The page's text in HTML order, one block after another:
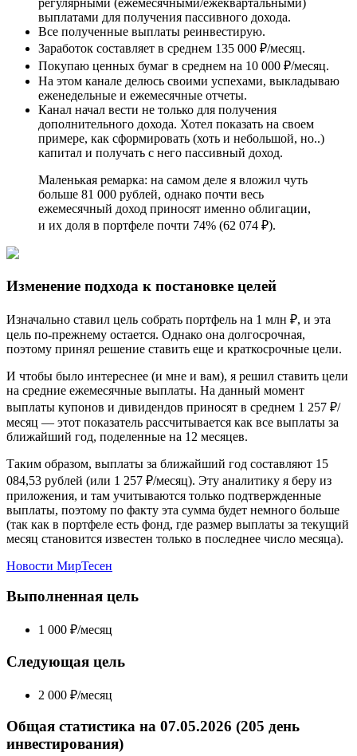
регулярными (ежемесячными/ежеквартальными)
выплатами для получения пассивного дохода.
Все полученные выплаты реинвестирую.
Заработок составляет в среднем 135 000 ₽/месяц.
Покупаю ценных бумаг в среднем на 10 000 ₽/месяц.
На этом канале делюсь своими успехами, выкладываю
еженедельные и ежемесячные отчеты.
Канал начал вести не только для получения
дополнительного дохода. Хотел показать на своем
примере, как сформировать (хоть и небольшой, но..)
капитал и получать с него пассивный доход.
Маленькая ремарка: на самом деле я вложил чуть
больше 81 000 рублей, однако почти весь
ежемесячный доход приносят именно облигации,
и их доля в портфеле почти 74% (62 074 ₽).
Изменение подхода к постановке целей
Изначально ставил цель собрать портфель на 1 млн ₽, и эта
цель по-прежнему остается. Однако она долгосрочная,
поэтому принял решение ставить еще и краткосрочные цели.
И чтобы было интереснее (и мне и вам), я решил ставить цели
на средние ежемесячные выплаты. На данный момент
выплаты купонов и дивидендов приносят в среднем 1 257 ₽/
месяц — этот показатель рассчитывается как все выплаты за
ближайший год, поделенные на 12 месяцев.
Таким образом, выплаты за ближайший год составляют 15
084,53 рублей (или 1 257 ₽/месяц). Эту аналитику я беру из
приложения, и там учитываются только подтвержденные
выплаты, поэтому по факту эта сумма будет немного больше
(так как в портфеле есть фонд, где размер выплаты за текущий
месяц становится известен только в последнее число месяца).
Новости МирТесен
Выполненная цель
1 000 ₽/месяц
Следующая цель
2 000 ₽/месяц
Общая статистика на 07.05.2026 (205 день
инвестирования)